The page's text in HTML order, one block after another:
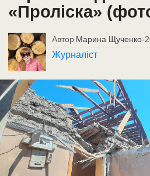
«Проліска»
Автор Марина Щученко-
Журналіст